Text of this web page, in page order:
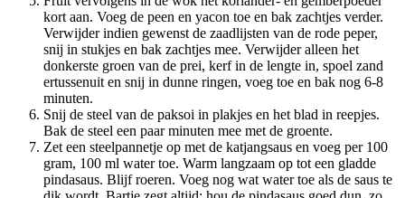
kort aan. Voeg de peen en yacon toe en bak zachtjes verder.
Verwijder indien gewenst de zaadlijsten van de rode peper,
snij in stukjes en bak zachtjes mee. Verwijder alleen het
donkerste groen van de prei, kerf in de lengte in, spoel zand
ertussenuit en snij in dunne ringen, voeg toe en bak nog 6-8
minuten.
Snij de steel van de paksoi in plakjes en het blad in reepjes.
Bak de steel een paar minuten mee met de groente.
Zet een steelpannetje op met de katjangsaus en voeg per 100
gram, 100 ml water toe. Warm langzaam op tot een gladde
pindasaus. Blijf roeren. Voeg nog wat water toe als de saus te